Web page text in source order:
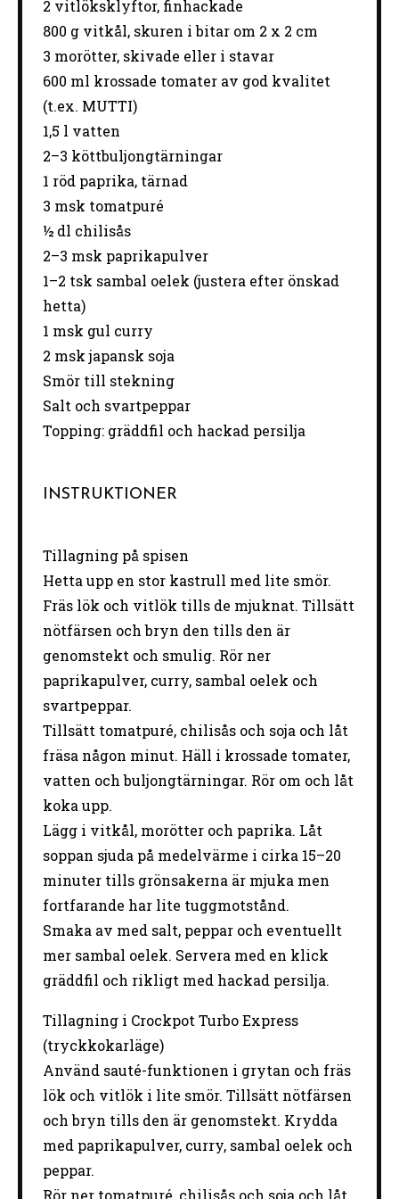
2 vitlöksklyftor, finhackade
800 gvitkål, skuren i bitar om 2 x 2 cm
3 morötter, skivade eller i stavar
600 ml krossade tomater av god kvalitet
(t.ex. MUTTI)
1,5 l vatten
2–3 köttbuljongtärningar
1 röd paprika, tärnad
3 msk tomatpuré
½dl chilisås
2–3 msk paprikapulver
1–2 tsk sambal oelek (justera efter önskad
hetta)
1 msk gul curry
2 msk japansk soja
Smör till stekning
Salt och svartpeppar
Topping: gräddfil och hackad persilja
INSTRUKTIONER
Tillagning på spisen
Hetta upp en stor kastrull med lite smör.
Fräs lök och vitlök tills de mjuknat. Tillsätt
nötfärsen och bryn den tills den är
genomstekt och smulig. Rör ner
paprikapulver, curry, sambal oelek och
svartpeppar.
Tillsätt tomatpuré, chilisås och soja och låt
fräsa någon minut. Häll i krossade tomater,
vatten och buljongtärningar. Rör om och låt
koka upp.
Lägg i vitkål, morötter och paprika. Låt
soppan sjuda på medelvärme i cirka 15–20
minuter tills grönsakerna är mjuka men
fortfarande har lite tuggmotstånd.
Smaka av med salt, peppar och eventuellt
mer sambal oelek. Servera med en klick
gräddfil och rikligt med hackad persilja.
Tillagning i Crockpot Turbo Express
(tryckkokarläge)
Använd sauté-funktionen i grytan och fräs
lök och vitlök i lite smör. Tillsätt nötfärsen
och bryn tills den är genomstekt. Krydda
med paprikapulver, curry, sambal oelek och
peppar.
Rör ner tomatpuré, chilisås och soja och låt